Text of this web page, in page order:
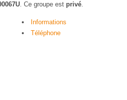
. Ce groupe est privé.
Informations
Téléphone